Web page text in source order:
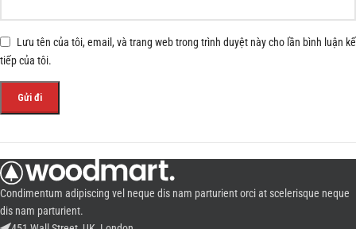
Lưu tên của tôi, email, và trang web trong trình duyệt này cho lần bình luận kế
tiếp của tôi.
Condimentum adipiscing vel neque dis nam parturient orci at scelerisque neque
dis nam parturient.